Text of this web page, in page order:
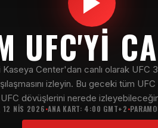
UFC'YI
Center'dan canlı olarak UFC
izleyin. Bu geceki tüm
dövüşlerini nerede
12 NIS 2026 •ANA KART: 4:00 GMT+2 •